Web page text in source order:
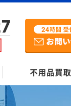
不用品買取